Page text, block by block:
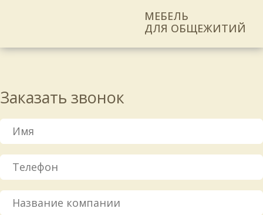
Заказать звонок
МЕБЕЛЬ
ДЛЯ ОБЩЕЖИТИЙ